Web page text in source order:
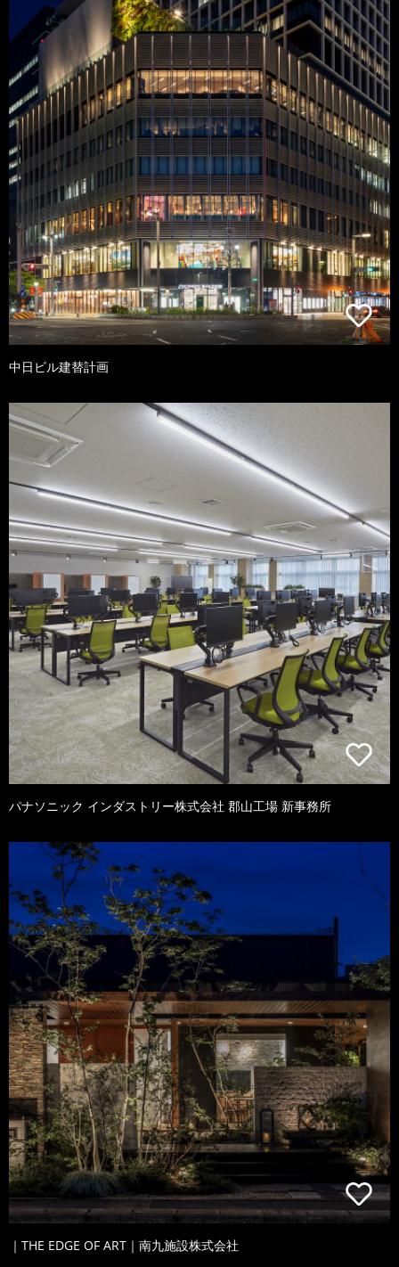
中日ビル建替計画
パナソニック インダストリー株式会社 郡山工場 新事務所
｜THE EDGE OF ART｜南九施設株式会社